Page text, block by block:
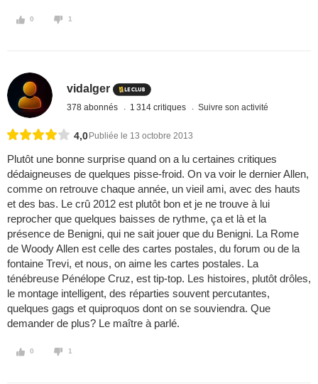
0 1
vidalger
378 abonnés 1 314 critiques Suivre son activité
4,0 Publiée le 13 octobre 2013
Plutôt une bonne surprise quand on a lu certaines critiques
dédaigneuses de quelques pisse-froid. On va voir le dernier Allen,
comme on retrouve chaque année, un vieil ami, avec des hauts
et des bas. Le crû 2012 est plutôt bon et je ne trouve à lui
reprocher que quelques baisses de rythme, ça et là et la
présence de Benigni, qui ne sait jouer que du Benigni. La Rome
de Woody Allen est celle des cartes postales, du forum ou de la
fontaine Trevi, et nous, on aime les cartes postales. La
ténébreuse Pénélope Cruz, est tip-top. Les histoires, plutôt drôles,
le montage intelligent, des réparties souvent percutantes,
quelques gags et quiproquos dont on se souviendra. Que
demander de plus? Le maître à parlé.
0 1